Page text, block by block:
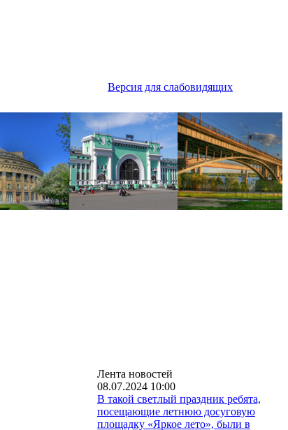
Версия для слабовидящих
Лента новостей
08.07.2024 10:00
В такой светлый праздник ребята,
посещающие летнюю досуговую
площадку «Яркое лето», были в